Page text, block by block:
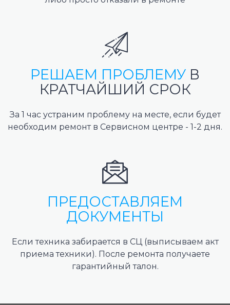
РЕШАЕМ ПРОБЛЕМУ В
КРАТЧАЙШИЙ СРОК
За 1 час устраним проблему на месте, если будет
необходим ремонт в Сервисном центре - 1-2 дня.
ПРЕДОСТАВЛЯЕМ
ДОКУМЕНТЫ
Если техника забирается в СЦ (выписываем акт
приема техники). После ремонта получаете
гарантийный талон.